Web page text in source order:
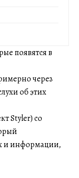
появятся в
через
об этих
Styler) со
и информации,